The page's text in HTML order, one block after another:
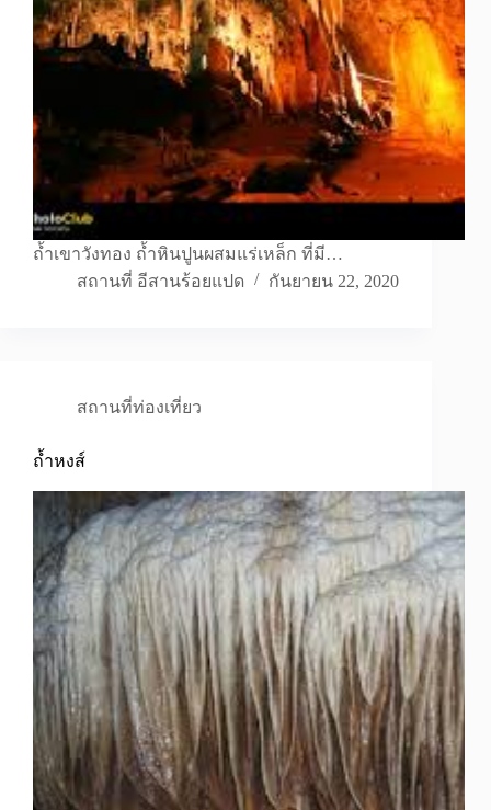
ถ้ำเขาวังทอง ถ้ำหินปูนผสมแร่เหล็ก ที่มี…
สถานที่ อีสานร้อยแปด
กันยายน 22, 2020
สถานที่ท่องเที่ยว
ถ้ำหงส์